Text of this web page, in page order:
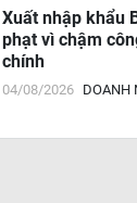
Xuất nhập khẩu
phạt vì chậm
chính
04/08/2026 DOANH